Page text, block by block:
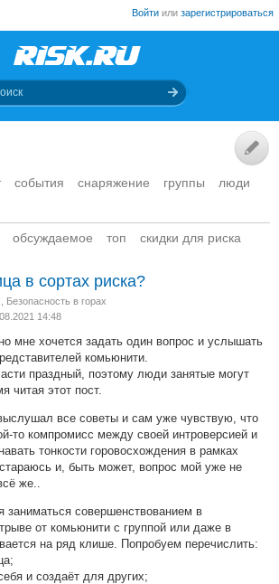
Войти или зарегистрироваться
события снаряжение группы
люди
обсуждаемое топ скидки для риска
в сортах риска?
Безопасность в горах
14:48
мне хочется задать один вопрос и услышать
комьюнити.
праздный, поэтому люди занятые могут
читая этот пост.
все советы и сам уже чувствую, что
то компромисс между своей интроверсией и
тонкости горовосхождения в рамках
и, быть может, вопрос мой уже не
же..
заниматься совершенствованием в
от комьюнити с группой или даже в
на ряд клише. Попробуем перечислить:
и создаёт для других;